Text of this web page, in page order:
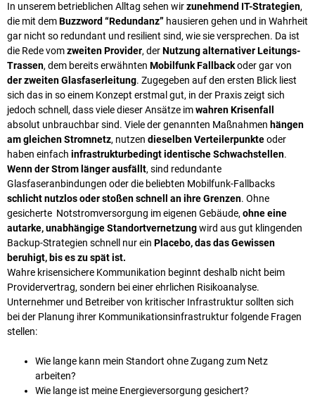
In unserem betrieblichen Alltag sehen wirzunehmend IT-Strategien,
die mit demBuzzword “Redundanz” hausieren gehen und in Wahrheit
gar nicht so redundant und resilient sind, wie sie versprechen. Da ist
die Rede vomzweiten Provider, derNutzung alternativer Leitungs-
Trassen, dem bereits erwähnten Mobilfunk Fallbackoder gar von
der zweiten Glasfaserleitung. Zugegeben auf den ersten Blick liest
sich das in so einem Konzept erstmal gut, in der Praxis zeigt sich
jedoch schnell, dass viele dieser Ansätze imwahren Krisenfall
absolut unbrauchbar sind. Viele der genannten Maßnahmen hängen
am gleichen Stromnetz, nutzen dieselben Verteilerpunkteoder
haben einfach infrastrukturbedingt identische Schwachstellen.
Wenn der Strom länger ausfällt, sind redundante
Glasfaseranbindungen oder die beliebten Mobilfunk-Fallbacks
schlicht nutzlos oder stoßen schnell an ihre Grenzen. Ohne
gesicherte Notstromversorgung im eigenen Gebäude, ohne eine
autarke, unabhängige Standortvernetzungwird aus gut klingenden
Backup-Strategien schnell nur ein Placebo, das das Gewissen
beruhigt, bis es zu spät ist.
Wahre krisensichere Kommunikation beginnt deshalb nicht beim
Providervertrag, sondern bei einer ehrlichen Risikoanalyse.
Unternehmer und Betreiber von kritischer Infrastruktur sollten sich
bei der Planung ihrer Kommunikationsinfrastruktur folgende Fragen
stellen:
Wie lange kann mein Standort ohne Zugang zum Netz
arbeiten?
Wie lange ist meine Energieversorgung gesichert?